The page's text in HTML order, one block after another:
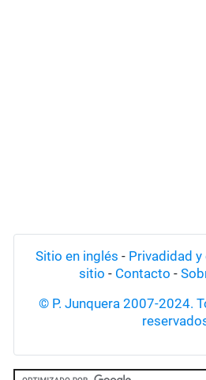
Sitio en inglés - Privadidad
sitio - Contacto -
© P. Junquera 2007-2024.